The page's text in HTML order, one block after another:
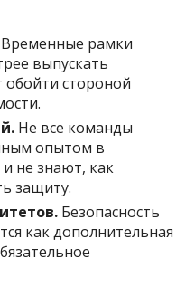
Временные рамки
выпускать
стороной
Не все команды
опытом в
и не знают, как
защиту.
Безопасность
как дополнительная